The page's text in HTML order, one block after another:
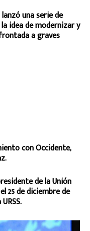
lanzó una serie de
idea de modernizar y
a graves
con Occidente,
de la Unión
25 de diciembre de